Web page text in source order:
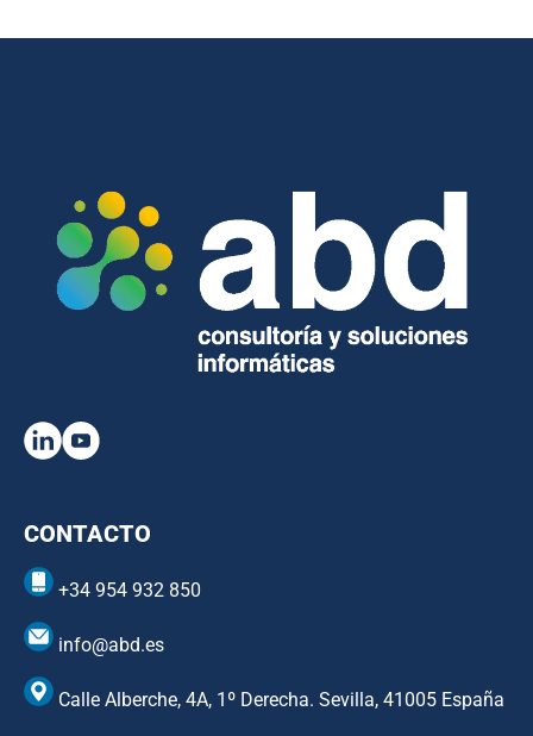
CONTACTO
+34 954 932 850
info@abd.es
Calle Alberche, 4A, 1º Derecha. Sevilla, 41005 España